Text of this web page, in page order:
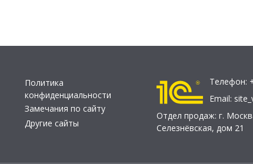
Политика
конфиденциальности
Замечания по сайту
Другие сайты
Телефон:
Email:
Отдел продаж: г.
Селезнёвская, дом 21